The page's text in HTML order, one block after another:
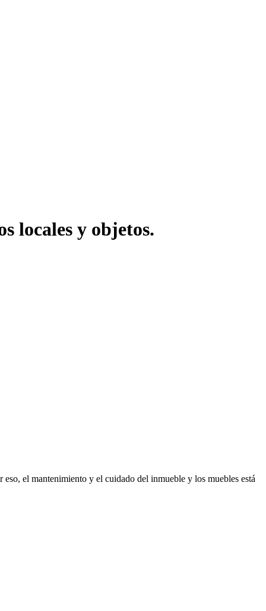
locales y objetos.
el mantenimiento y el cuidado del inmueble y los muebles está